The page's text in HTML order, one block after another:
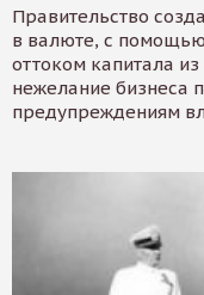
Правительство
в валюте, с помощью
оттоком капитала
нежелание бизнеса
предупреждениям